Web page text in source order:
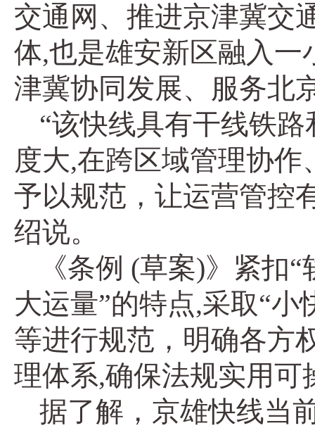
交通网、推进京津冀交
体,也是雄安新区融入
津冀协同发展、服务北
“该快线具有干线铁
度大,在跨区域管理协
予以规范，让运营管控
绍说。
《条例 (草案)》紧扣
大运量”的特点,采取“
等进行规范，明确各方
理体系,确保法规实用可
据了解，京雄快线当